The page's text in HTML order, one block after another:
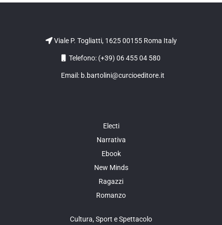
Viale P. Togliatti, 1625 00155 Roma Italy
Telefono: (+39) 06 455 04 580
Email: b.bartolini@curcioeditore.it
Electi
Narrativa
Ebook
New Minds
Ragazzi
Romanzo
Cultura, Sport e Spettacolo